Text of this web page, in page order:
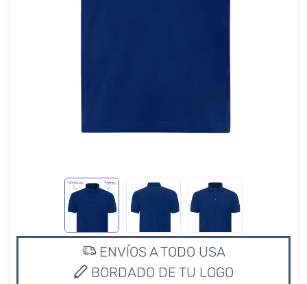
ENVÍOS A TODO USA
BORDADO DE TU LOGO